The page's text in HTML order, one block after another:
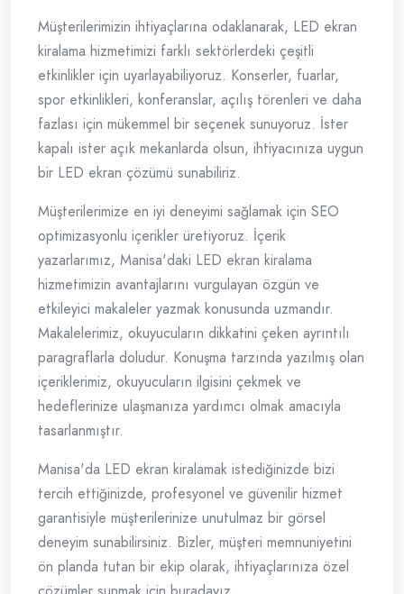
Müşterilerimizin ihtiyaçlarına odaklanarak, LED ekran
kiralama hizmetimizi farklı sektörlerdeki çeşitli
etkinlikler için uyarlayabiliyoruz. Konserler, fuarlar,
spor etkinlikleri, konferanslar, açılış törenleri ve daha
fazlası için mükemmel bir seçenek sunuyoruz. İster
kapalı ister açık mekanlarda olsun, ihtiyacınıza uygun
bir LED ekran çözümü sunabiliriz.
Müşterilerimize en iyi deneyimi sağlamak için SEO
optimizasyonlu içerikler üretiyoruz. İçerik
yazarlarımız, Manisa'daki LED ekran kiralama
hizmetimizin avantajlarını vurgulayan özgün ve
etkileyici makaleler yazmak konusunda uzmandır.
Makalelerimiz, okuyucuların dikkatini çeken ayrıntılı
paragraflarla doludur. Konuşma tarzında yazılmış olan
içeriklerimiz, okuyucuların ilgisini çekmek ve
hedeflerinize ulaşmanıza yardımcı olmak amacıyla
tasarlanmıştır.
Manisa'da LED ekran kiralamak istediğinizde bizi
tercih ettiğinizde, profesyonel ve güvenilir hizmet
garantisiyle müşterilerinize unutulmaz bir görsel
deneyim sunabilirsiniz. Bizler, müşteri memnuniyetini
ön planda tutan bir ekip olarak, ihtiyaçlarınıza özel